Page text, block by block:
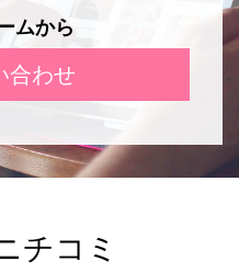
ムから
合わせ
チコミ